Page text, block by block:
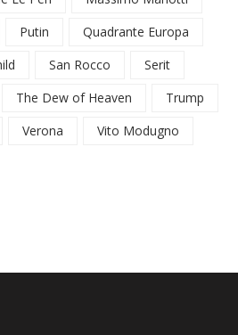
Putin
Quadrante Europa
San Rocco
Serit
The Dew of Heaven
Trump
Verona
Vito Modugno